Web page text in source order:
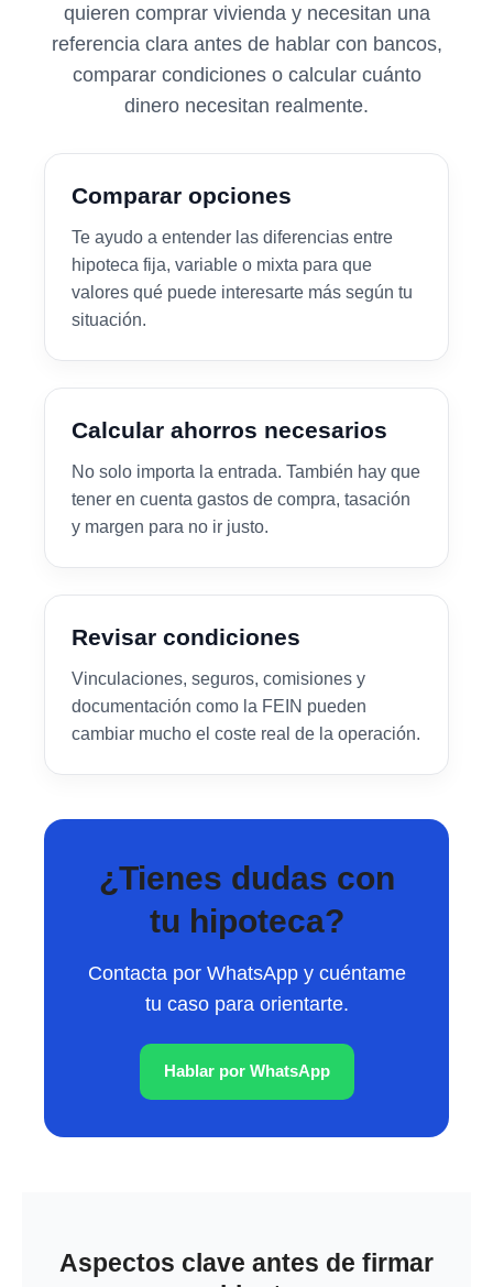
quieren comprar vivienda y necesitan una
referencia clara antes de hablar con bancos,
comparar condiciones o calcular cuánto
dinero necesitan realmente.
Comparar opciones
Te ayudo a entender las diferencias entre
hipoteca fija, variable o mixta para que
valores qué puede interesarte más según tu
situación.
Calcular ahorros necesarios
No solo importa la entrada. También hay que
tener en cuenta gastos de compra, tasación
y margen para no ir justo.
Revisar condiciones
Vinculaciones, seguros, comisiones y
documentación como la FEIN pueden
cambiar mucho el coste real de la operación.
¿Tienes dudas con
tu hipoteca?
Contacta por WhatsApp y cuéntame
tu caso para orientarte.
Hablar por WhatsApp
Aspectos clave antes de firmar